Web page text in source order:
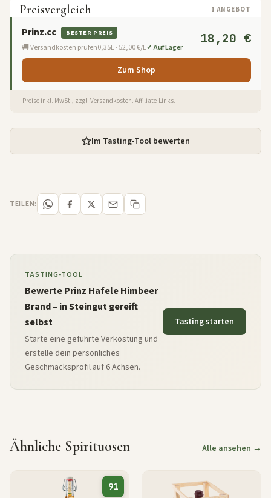
Preisvergleich 1 ANGEBOT
Prinz.cc BESTER PREIS
🚚 Versandkosten prüfen0,35L · 52,00 €/L✓ Auf Lager
18,20 €
Zum Shop
Preise inkl. MwSt., zzgl. Versandkosten. Affiliate-Links.
Im Tasting-Tool bewerten
TEILEN:
TASTING-TOOL
Bewerte Prinz Hafele Himbeer
Brand – in Steingut gereift
selbst
Starte eine geführte Verkostung und
erstelle dein persönliches
Geschmacksprofil auf 6 Achsen.
Tasting starten
Ähnliche Spirituosen Alle ansehen →
91